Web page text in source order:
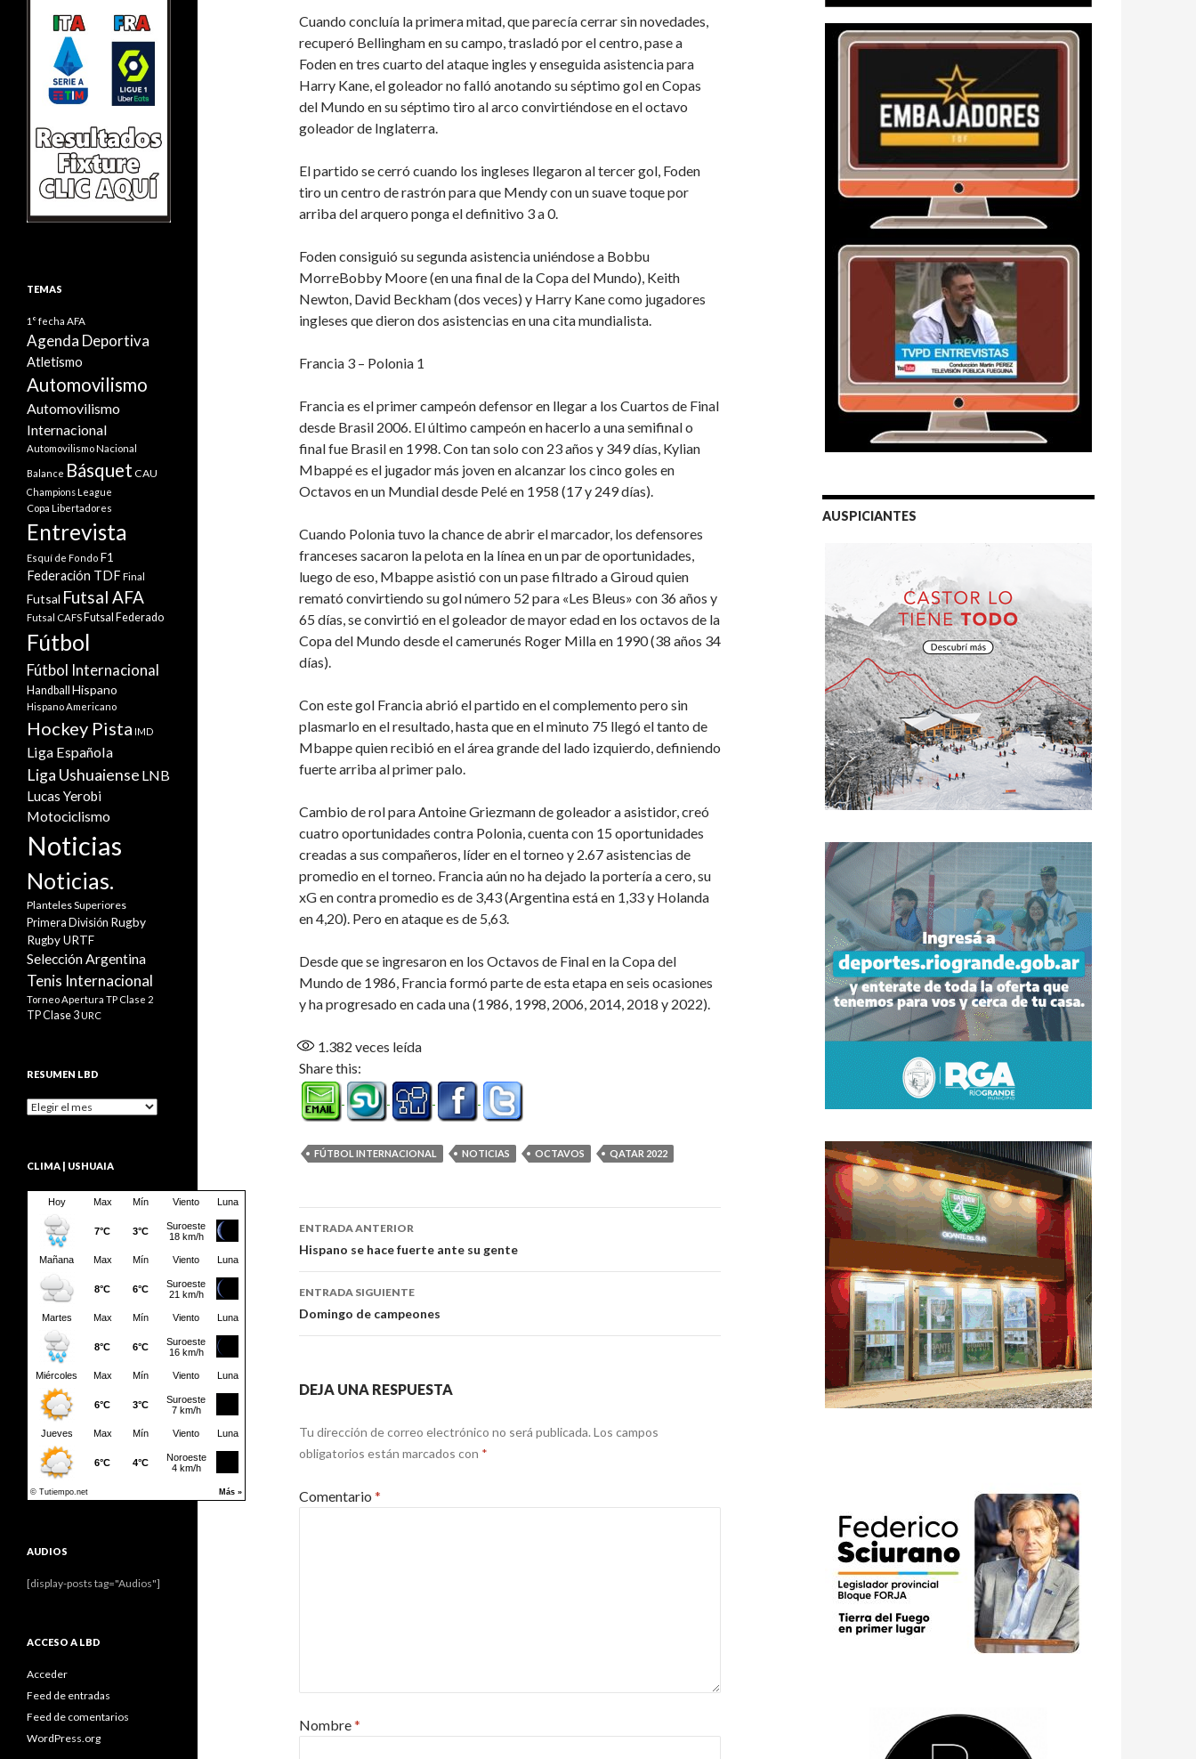
Cuando concluía la primera mitad, que parecía cerrar sin novedades,
recuperó Bellingham en su campo, trasladó por el centro, pase a
Foden en tres cuarto del ataque ingles y enseguida asistencia para
Harry Kane, el goleador no falló anotando su séptimo gol en Copas
del Mundo en su séptimo tiro al arco convirtiéndose en el octavo
goleador de Inglaterra.
El partido se cerró cuando los ingleses llegaron al tercer gol, Foden
tiro un centro de rastrón para que Mendy con un suave toque por
arriba del arquero ponga el definitivo 3 a 0.
Foden consiguió su segunda asistencia uniéndose a Bobbu
MorreBobby Moore (en una final de la Copa del Mundo), Keith
Newton, David Beckham (dos veces) y Harry Kane como jugadores
ingleses que dieron dos asistencias en una cita mundialista.
Francia 3 – Polonia 1
Francia es el primer campeón defensor en llegar a los Cuartos de Final
desde Brasil 2006. El último campeón en hacerlo a una semifinal o
final fue Brasil en 1998. Con tan solo con 23 años y 349 días, Kylian
Mbappé es el jugador más joven en alcanzar los cinco goles en
Octavos en un Mundial desde Pelé en 1958 (17 y 249 días).
Cuando Polonia tuvo la chance de abrir el marcador, los defensores
franceses sacaron la pelota en la línea en un par de oportunidades,
luego de eso, Mbappe asistió con un pase filtrado a Giroud quien
remató convirtiendo su gol número 52 para «Les Bleus» con 36 años y
65 días, se convirtió en el goleador de mayor edad en los octavos de la
Copa del Mundo desde el camerunés Roger Milla en 1990 (38 años 34
días).
Con este gol Francia abrió el partido en el complemento pero sin
plasmarlo en el resultado, hasta que en el minuto 75 llegó el tanto de
Mbappe quien recibió en el área grande del lado izquierdo, definiendo
fuerte arriba al primer palo.
Cambio de rol para Antoine Griezmann de goleador a asistidor, creó
cuatro oportunidades contra Polonia, cuenta con 15 oportunidades
creadas a sus compañeros, líder en el torneo y 2.67 asistencias de
promedio en el torneo. Francia aún no ha dejado la portería a cero, su
xG en contra promedio es de 3,43 (Argentina está en 1,33 y Holanda
en 4,20). Pero en ataque es de 5,63.
Desde que se ingresaron en los Octavos de Final en la Copa del
Mundo de 1986, Francia formó parte de esta etapa en seis ocasiones
y ha progresado en cada una (1986, 1998, 2006, 2014, 2018 y 2022).
1.382 veces leída
Share this:
FÚTBOL INTERNACIONAL NOTICIAS OCTAVOS QATAR 2022
Navegación
de
entradas
ENTRADA ANTERIOR
Hispano se hace fuerte ante su gente
ENTRADA SIGUIENTE
Domingo de campeones
DEJA UNA RESPUESTA
Tu dirección de correo electrónico no será publicada. Los campos
obligatorios están marcados con *
Comentario *
Nombre*
AUSPICIANTES
TEMAS
1° fecha AFA
Agenda Deportiva
Atletismo
Automovilismo
Automovilismo
Internacional
Automovilismo Nacional
Balance Básquet CAU
Champions League
Copa Libertadores
Entrevista
Esquí de Fondo F1
Federación TDF Final
Futsal Futsal AFA
Futsal CAFS Futsal Federado
Fútbol
Fútbol Internacional
Handball Hispano
Hispano Americano
Hockey Pista IMD
Liga Española
Liga Ushuaiense LNB
Lucas Yerobi
Motociclismo
Noticias
Noticias.
Planteles Superiores
Primera División Rugby
Rugby URTF
Selección Argentina
Tenis Internacional
Torneo Apertura TP Clase 2
TP Clase 3URC
RESUMEN LBD
Resumen
CLIMA | USHUAIA
AUDIOS
[display-posts tag="Audios"]
ACCESO A LBD
Acceder
Feed de entradas
Feed de comentarios
WordPress.org